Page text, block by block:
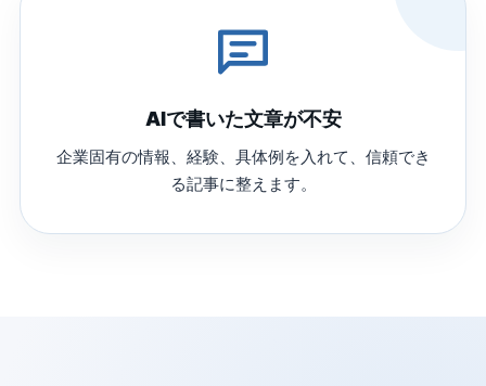
AIで書いた文章が不安
企業固有の情報、経験、具体例を入れて、信頼でき
る記事に整えます。